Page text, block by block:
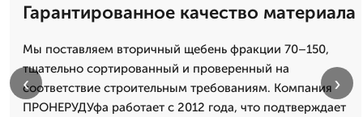
Гарантированное качество материала
Мы поставляем вторичный щебень фракции 70–150,
тщательно сортированный и проверенный на
соответствие строительным требованиям. Компания
ПРОНЕРУДУфа работает с 2012 года, что подтверждает
‹ ›